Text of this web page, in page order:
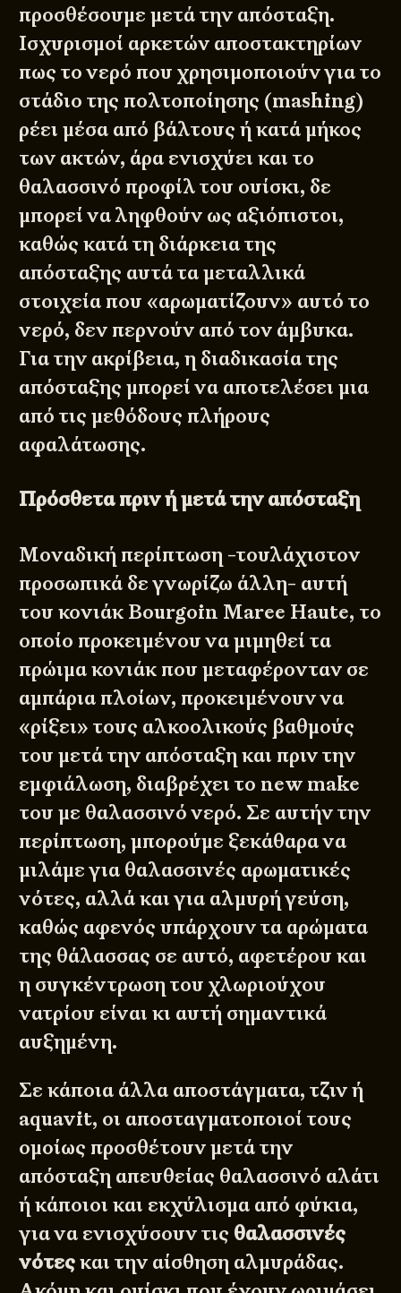
προσθέσουμε μετά την απόσταξη.
Ισχυρισμοί αρκετών αποστακτηρίων
πως το νερό που χρησιμοποιούν για το
στάδιο της πολτοποίησης (mashing)
ρέει μέσα από βάλτους ή κατά μήκος
των ακτών, άρα ενισχύει και το
θαλασσινό προφίλ του ουίσκι, δε
μπορεί να ληφθούν ως αξιόπιστοι,
καθώς κατά τη διάρκεια της
απόσταξης αυτά τα μεταλλικά
στοιχεία που «αρωματίζουν» αυτό το
νερό, δεν περνούν από τον άμβυκα.
Για την ακρίβεια, η διαδικασία της
απόσταξης μπορεί να αποτελέσει μια
από τις μεθόδους πλήρους
αφαλάτωσης.
Πρόσθετα πριν ή μετά την απόσταξη
Μοναδική περίπτωση -τουλάχιστον
προσωπικά δε γνωρίζω άλλη- αυτή
του κονιάκ Bourgoin Maree Haute, το
οποίο προκειμένου να μιμηθεί τα
πρώιμα κονιάκ που μεταφέρονταν σε
αμπάρια πλοίων, προκειμένουν να
«ρίξει» τους αλκοολικούς βαθμούς
του μετά την απόσταξη και πριν την
εμφιάλωση, διαβρέχει το new make
του με θαλασσινό νερό. Σε αυτήν την
περίπτωση, μπορούμε ξεκάθαρα να
μιλάμε για θαλασσινές αρωματικές
νότες, αλλά και για αλμυρή γεύση,
καθώς αφενός υπάρχουν τα αρώματα
της θάλασσας σε αυτό, αφετέρου και
η συγκέντρωση του χλωριούχου
νατρίου είναι κι αυτή σημαντικά
αυξημένη.
Σε κάποια άλλα αποστάγματα, τζιν ή
aquavit, οι αποσταγματοποιοί τους
ομοίως προσθέτουν μετά την
απόσταξη απευθείας θαλασσινό αλάτι
ή κάποιοι και εκχύλισμα από φύκια,
για να ενισχύσουν τις θαλασσινές
νότεςκαι την αίσθηση αλμυράδας.